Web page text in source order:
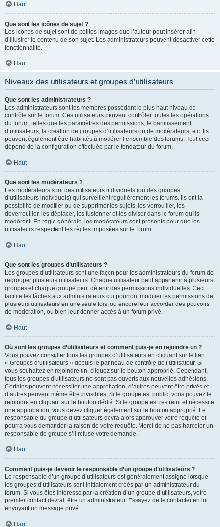
Haut
Que sont les icônes de sujet ?
Les icônes de sujet sont de petites images que l’auteur peut insérer afin
d’illustrer le contenu de son sujet. Les administrateurs peuvent désactiver cette
fonctionnalité.
Haut
Niveaux des utilisateurs et groupes d’utilisateurs
Que sont les administrateurs ?
Les administrateurs sont les membres possédant le plus haut niveau de
contrôle sur le forum. Ces utilisateurs peuvent contrôler toutes les opérations
du forum, telles que les paramètres des permissions, le bannissement
d’utilisateurs, la création de groupes d’utilisateurs ou de modérateurs, etc. Ils
peuvent également être habilités à modérer l’ensemble des forums. Tout ceci
dépend de la configuration effectuée par le fondateur du forum.
Haut
Que sont les modérateurs ?
Les modérateurs sont des utilisateurs individuels (ou des groupes
d’utilisateurs individuels) qui surveillent régulièrement les forums. Ils ont la
possibilité de modifier ou de supprimer les sujets, les verrouiller, les
déverrouiller, les déplacer, les fusionner et les diviser dans le forum qu’ils
modèrent. En règle générale, les modérateurs sont présents pour que les
utilisateurs respectent les règles imposées sur le forum.
Haut
Que sont les groupes d’utilisateurs ?
Les groupes d’utilisateurs sont une façon pour les administrateurs du forum de
regrouper plusieurs utilisateurs. Chaque utilisateur peut appartenir à plusieurs
groupes et chaque groupe peut détenir des permissions individuelles. Ceci
facilite les tâches aux administrateurs qui pourront modifier les permissions de
plusieurs utilisateurs en une seule fois, ou encore leur accorder des pouvoirs
de modération, ou bien leur donner accès à un forum privé.
Haut
Où sont les groupes d’utilisateurs et comment puis-je en rejoindre un ?
Vous pouvez consulter tous les groupes d’utilisateurs en cliquant sur le lien
« Groupes d’utilisateurs » depuis le panneau de contrôle de l’utilisateur. Si
vous souhaitez en rejoindre un, cliquez sur le bouton approprié. Cependant,
tous les groupes d’utilisateurs ne sont pas ouverts aux nouvelles adhésions.
Certains peuvent nécessiter une approbation, d’autres peuvent être privés et
d’autres peuvent même être invisibles. Si le groupe est public, vous pouvez le
rejoindre en cliquant sur le bouton dédié. Si le groupe est restreint et nécessite
une approbation, vous devez cliquer également sur le bouton approprié. Le
responsable du groupe d’utilisateurs devra alors approuver votre requête et
pourra vous demander la raison de votre requête. Merci de ne pas harceler un
responsable de groupe s’il refuse votre demande.
Haut
Comment puis-je devenir le responsable d’un groupe d’utilisateurs ?
Le responsable d’un groupe d’utilisateurs est généralement assigné lorsque
les groupes d’utilisateurs sont initialement créés par un administrateur du
forum. Si vous êtes intéressé par la création d’un groupe d’utilisateurs, votre
premier contact devrait être un administrateur. Essayez de le contacter en lui
envoyant un message privé.
Haut